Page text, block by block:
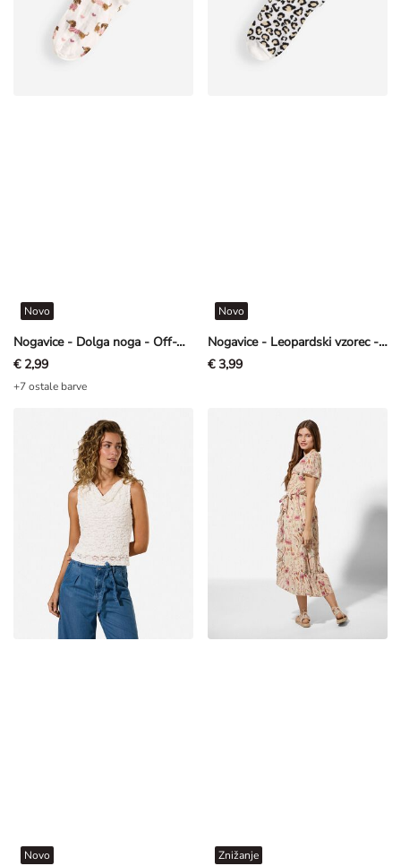
Nogavice - Dolga noga - Off-White bela
Novo
€ 2,99
+7 ostale barve
Nogavice - Leopardski vzorec - Off-White bela
Novo
€ 3,99
Novo Znižanje